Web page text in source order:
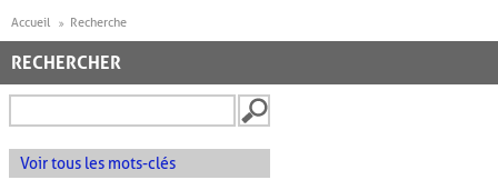
Accueil Recherche
RECHERCHER
Voir tous les mots-clés